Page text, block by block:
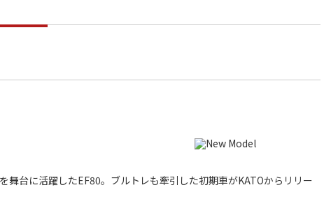
台に活躍したEF80。ブルトレも牽引した初期車がKATOからリリー